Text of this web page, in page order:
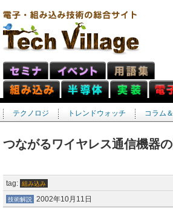
テクノロジ トレンドウォッチ コラム
つながるワイヤレス通信機
tag: 組み込み
技術解説 2002年10月11日